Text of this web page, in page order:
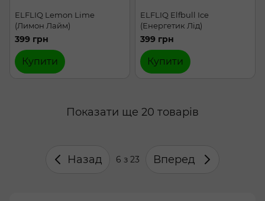
ELFLIQ Lemon Lime
(Лимон Лайм)
399 грн
Купити
ELFLIQ Elfbull Ice
(Енергетик Лід)
399 грн
Купити
Показати ще 20 товарів
Назад 6 з 23 Вперед